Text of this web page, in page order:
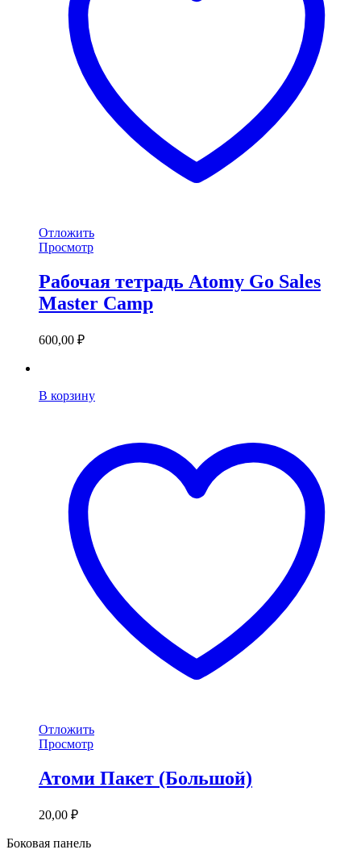
Отложить
Просмотр
Рабочая тетрадь Atomy Go Sales
Master Camp
600,00 ₽
В корзину
Отложить
Просмотр
Атоми Пакет (Большой)
20,00 ₽
Боковая панель